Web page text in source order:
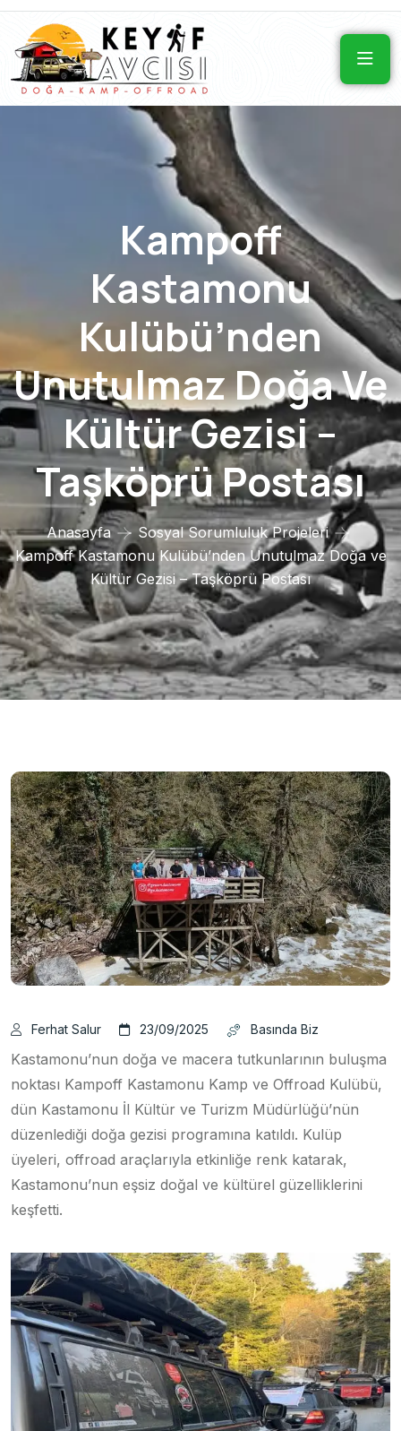
Kampoff
Kastamonu
Kulübü’nden
Unutulmaz Doğa Ve
Kültür Gezisi –
Taşköprü Postası
Anasayfa
Sosyal Sorumluluk Projeleri
Kampoff Kastamonu Kulübü’nden Unutulmaz Doğa ve
Kültür Gezisi – Taşköprü Postası
Ferhat Salur 23/09/2025 Basında Biz
Kastamonu’nun doğa ve macera tutkunlarının buluşma
noktası Kampoff Kastamonu Kamp ve Offroad Kulübü,
dün Kastamonu İl Kültür ve Turizm Müdürlüğü’nün
düzenlediği doğa gezisi programına katıldı. Kulüp
üyeleri, offroad araçlarıyla etkinliğe renk katarak,
Kastamonu’nun eşsiz doğal ve kültürel güzelliklerini
keşfetti.